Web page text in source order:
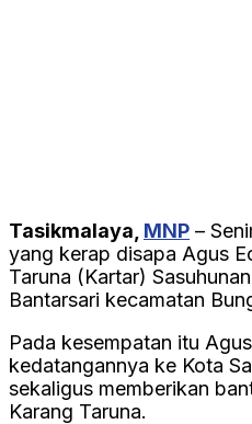
Tasikmalaya, MNP –
yang kerap disapa Agus
Taruna (Kartar)
Bantarsari kecamatan
Pada kesempatan itu
kedatangannya ke Kota
sekaligus memberikan
Karang Taruna.